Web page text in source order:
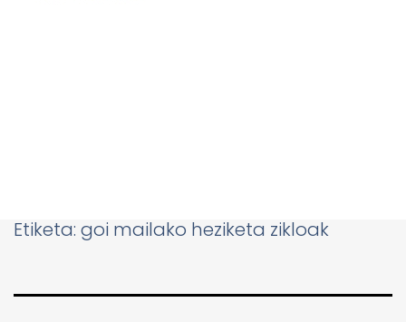
Etiketa: goi mailako heziketa zikloak